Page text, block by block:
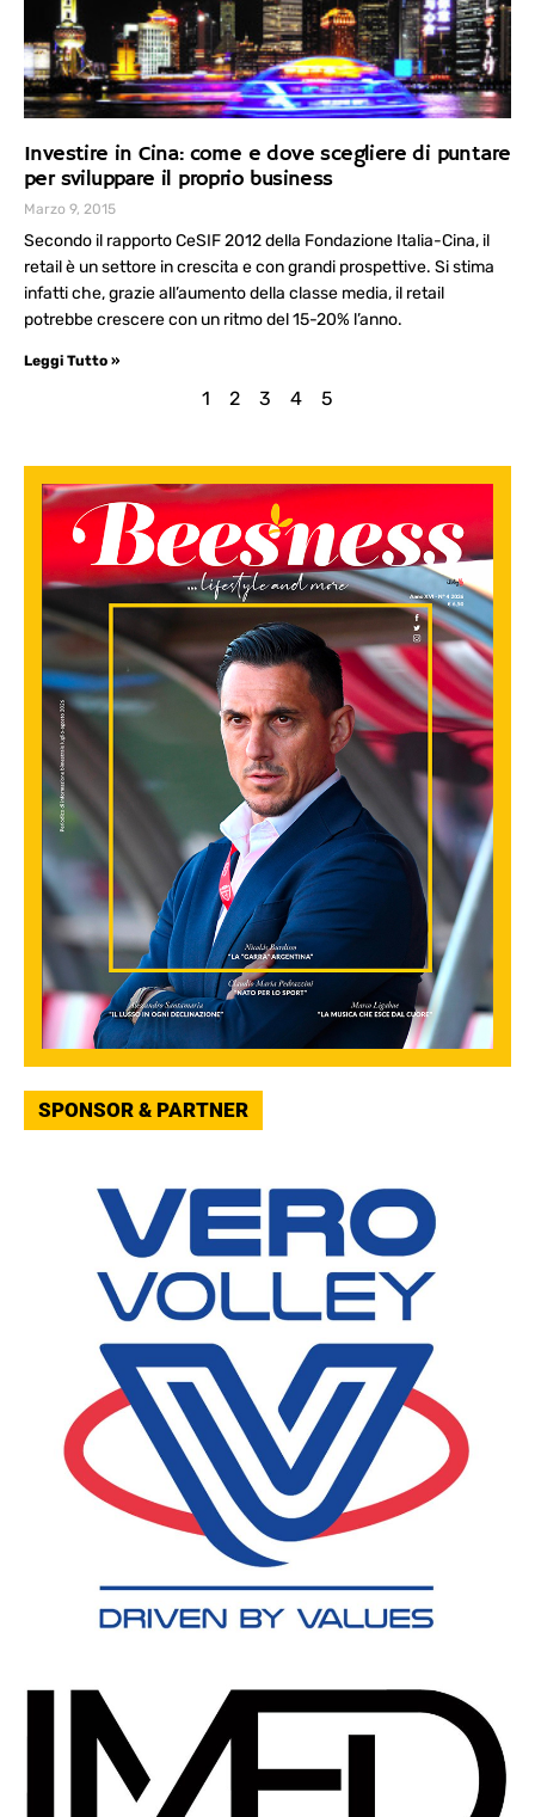
Investire in Cina: come e dove scegliere di puntare
per sviluppare il proprio business
Marzo 9, 2015
Secondo il rapporto CeSIF 2012 della Fondazione Italia-Cina, il
retail è un settore in crescita e con grandi prospettive. Si stima
infatti che, grazie all’aumento della classe media, il retail
potrebbe crescere con un ritmo del 15-20% l’anno.
Leggi Tutto »
1 2 3 4 5
SPONSOR & PARTNER